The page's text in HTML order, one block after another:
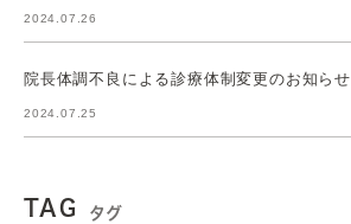
2024.07.26
院長体調不良による診療体制変更のお知らせ
2024.07.25
TAG タグ